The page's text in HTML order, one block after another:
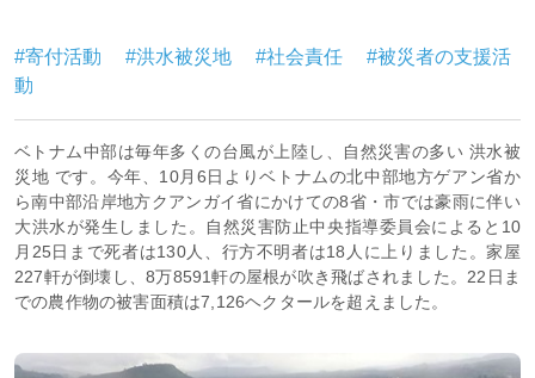
#寄付活動 #洪水被災地 #社会責任
#被災者の支援活
動
ベトナム中部は毎年多くの台風が上陸し、自然災害の多い 洪水被
災地 です。今年、10月6日よりベトナムの北中部地方ゲアン省か
ら南中部沿岸地方クアンガイ省にかけての8省・市では豪雨に伴い
大洪水が発生しました。自然災害防止中央指導委員会によると10
月25日まで死者は130人、行方不明者は18人に上りました。家屋
227軒が倒壊し、8万8591軒の屋根が吹き飛ばされました。22日ま
での農作物の被害面積は7,126ヘクタールを超えました。